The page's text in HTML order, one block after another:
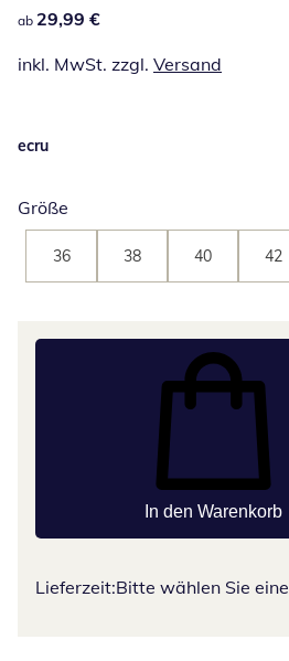
29,99 €
ab 29,99 €
inkl. MwSt. zzgl. Versand
ecru
Größe
36 38 40 42
In den Warenkorb
Lieferzeit:Bitte wählen Sie